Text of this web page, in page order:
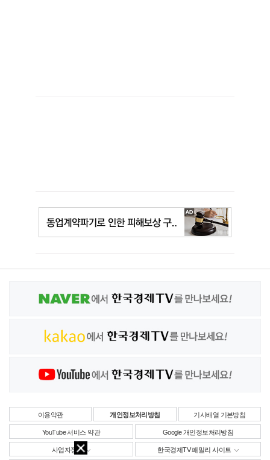
이용약관 개인정보처리방침 기사배열 기본방침
YouTube 서비스 약관 Google 개인정보처리방침
사업자정보 한국경제TV 패밀리 사이트